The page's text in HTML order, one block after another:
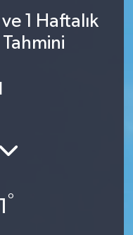
1 Haftalık
°